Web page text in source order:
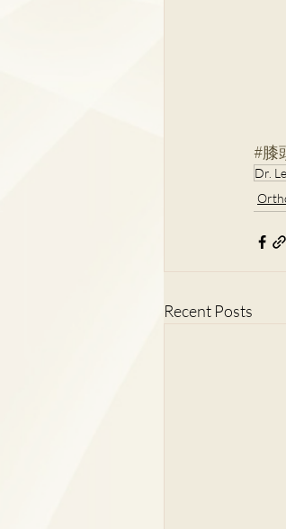
#膝
Dr.
Recent Posts